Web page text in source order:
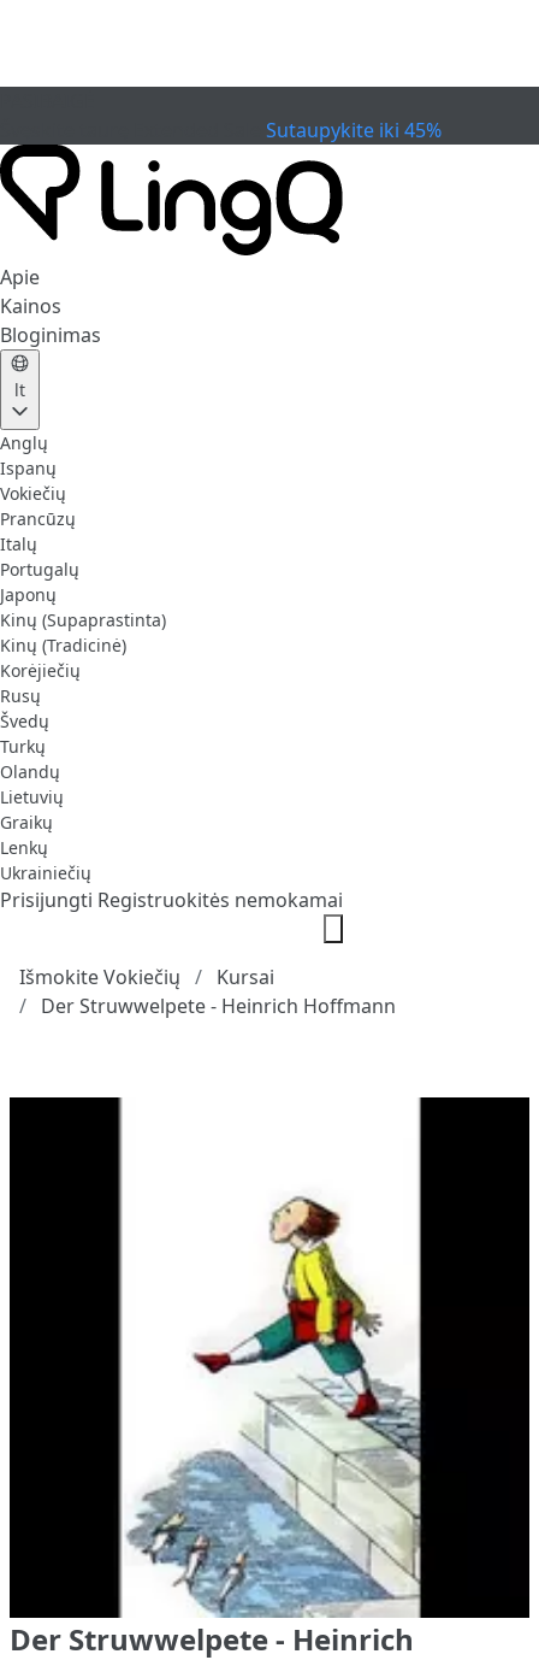
Sutaupykite iki 45%
Apie
Kainos
Bloginimas
lt
Anglų
Ispanų
Vokiečių
Prancūzų
Italų
Portugalų
Japonų
Kinų (Supaprastinta)
Kinų (Tradicinė)
Korėjiečių
Rusų
Švedų
Turkų
Olandų
Lietuvių
Graikų
Lenkų
Ukrainiečių
Prisijungti Registruokitės nemokamai
Išmokite Vokiečių
Kursai
Der Struwwelpete - Heinrich Hoffmann
Der Struwwelpete - Heinrich